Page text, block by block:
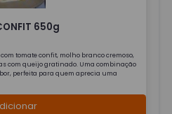
650g
tomate confit, molho branco cremoso,
com queijo gratinado. Uma combinação
perfeita para quem aprecia uma